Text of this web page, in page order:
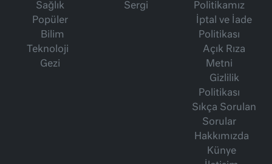
Sağlık
Popüler
Bilim
Teknoloji
Gezi
Sergi
Politikamız
İptal ve İade
Politikası
Açık Rıza
Metni
Gizlilik
Politikası
Sıkça Sorulan
Sorular
Hakkımızda
Künye